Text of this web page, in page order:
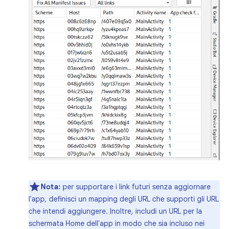
Nota: per supportare i link futuri senza aggiornare
l'app, definisci un mapping degli URL che supporti gli URL
che intendi aggiungere. Inoltre, includi un URL per la
schermata Home dell'app in modo che sia incluso nei